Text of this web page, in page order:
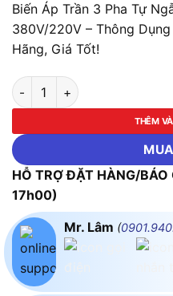
Biến Áp Trần 3 Pha Tự
380V/220V – Thông
Hãng, Giá Tốt!
Biến Áp Trần 3 Pha Tự
THÊM
HỖ TRỢ ĐẶT HÀNG/
17h00)
Mr. Lâm (